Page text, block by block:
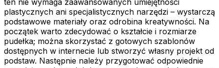
plastycznych ani specjalistycznych narzędzi – wystarczą
podstawowe materiały oraz odrobina kreatywności. Na
początek warto zdecydować o kształcie i rozmiarze
pudełka; można skorzystać z gotowych szablonów
dostępnych w internecie lub stworzyć własny projekt od
podstaw. Następnie należy przygotować odpowiednie